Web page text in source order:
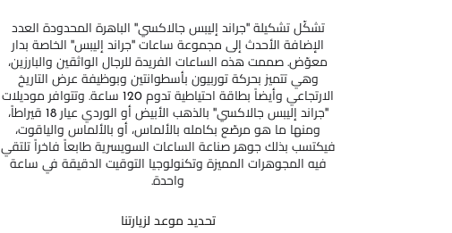
تشكّل تشكيلة ''جراند إليبس جالاكسي'' الباهرة المحدودة العدد
الإضافة الأحدث إلى مجموعة ساعات ''جراند إليبس'' الخاصة بدار
معوّض. صممت هذه الساعات الفريدة للرجال الواثقين والبارزين،
وهي تتميز بحركة توربيون بأسطوانتين وبوظيفة عرض التاريخ
الارتجاعي وأيضاً بطاقة احتياطية تدوم 120 ساعة. وتتوافر موديلات
''جراند إليبس جالاكسي'' بالذهب الأبيض أو الوردي عيار 18 قيراطاً،
ومنها ما هو مرصّع بكامله بالألماس، أو بالألماس والياقوت،
فيكتسب بذلك جوهر صناعة الساعات السويسرية طابعاً فاخراً تلتقي
فيه المجوهرات المميزة وتكنولوجيا التوقيت الدقيقة في ساعة
واحدة.
تحديد موعد لزيارتنا